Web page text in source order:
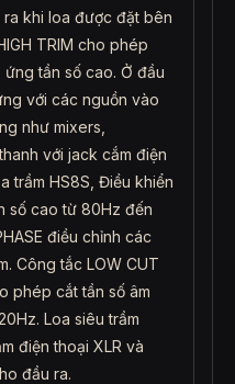
khi loa được đặt bên
TRIM cho phép
tần số cao. Ở đầu
với các nguồn vào
như mixers,
với jack cắm điện
trầm HS8S, Điều khiển
số cao từ 80Hz đến
điều chỉnh các
Công tắc LOW CUT
phép cắt tần số âm
Loa siêu trầm
điện thoại XLR và
đầu ra.